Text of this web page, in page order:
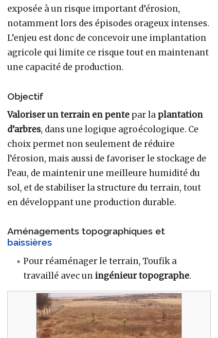
exposée à un risque important d’érosion,
notamment lors des épisodes orageux intenses.
L’enjeu est donc de concevoir une implantation
agricole qui limite ce risque tout en maintenant
une capacité de production.
Objectif
Valoriser un terrain en pente par la plantation
d’arbres, dans une logique agroécologique. Ce
choix permet non seulement de réduire
l’érosion, mais aussi de favoriser le stockage de
l’eau, de maintenir une meilleure humidité du
sol, et de stabiliser la structure du terrain, tout
en développant une production durable.
Aménagements topographiques et
baissières
Pour réaménager le terrain, Toufik a
travaillé avec un ingénieur topographe.